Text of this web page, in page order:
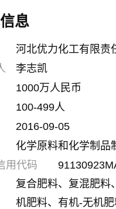
息
河北优力化工有限责
李志凯
1000万人民币
100-499人
2016-09-05
化学原料和化学制品
用代码
复合肥料、复混肥料
机肥料、有机-无机